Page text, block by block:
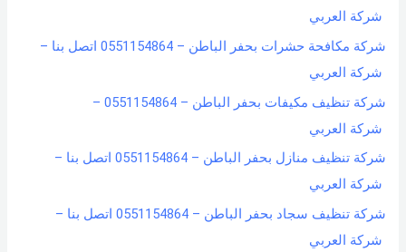
شركة العربي
شركة مكافحة حشرات بحفر الباطن – 0551154864 اتصل بنا –
شركة العربي
شركة تنظيف مكيفات بحفر الباطن – 0551154864 –
شركة العربي
شركة تنظيف منازل بحفر الباطن – 0551154864 اتصل بنا –
شركة العربي
شركة تنظيف سجاد بحفر الباطن – 0551154864 اتصل بنا –
شركة العربي